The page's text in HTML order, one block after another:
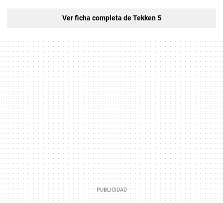
Ver ficha completa de Tekken 5